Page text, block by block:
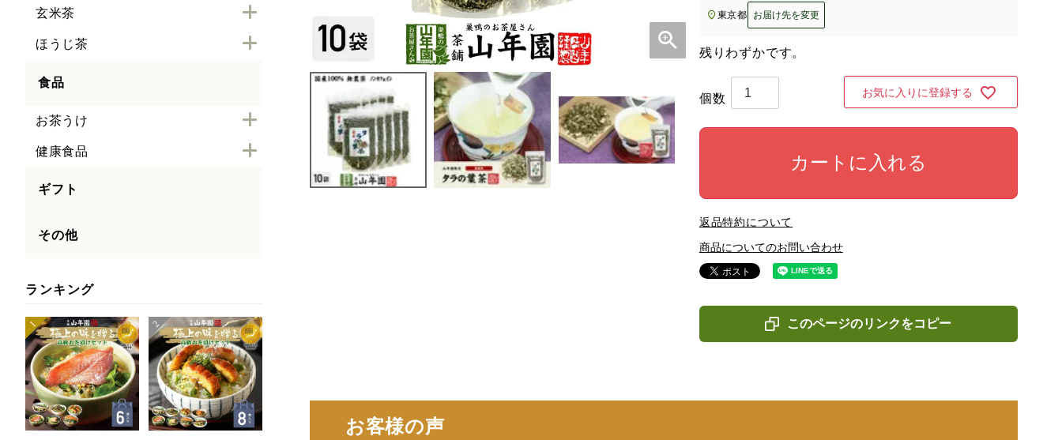
玄米茶
ほうじ茶
食品
お茶うけ
健康食品
ギフト
その他
ランキング
東京都 お届け先を変更
残りわずかです。
お気に入りに登録する
カートに入れる
返品特約について
商品についてのお問い合わせ
このページのリンクをコピー
お客様の声